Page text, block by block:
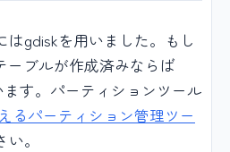
はgdiskを用いました。もし
ーブルが作成済みならば
す。パーティションツール
るパーティション管理ツー
。